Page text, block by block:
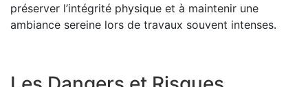
préserver l’intégrité physique et à maintenir une
ambiance sereine lors de travaux souvent intenses.